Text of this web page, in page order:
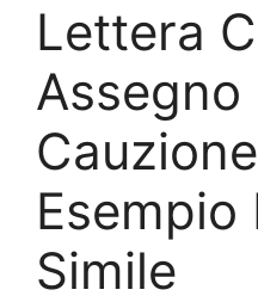
Lettera
Assegno
Esempio
Simile